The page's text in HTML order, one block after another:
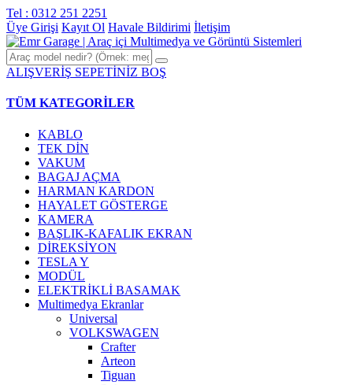
Tel : 0312 251 2251
Üye Girişi Kayıt Ol Havale Bildirimi İletişim
ALIŞVERİŞ SEPETİNİZ BOŞ
TÜM KATEGORİLER
KABLO
TEK DİN
VAKUM
BAGAJ AÇMA
HARMAN KARDON
HAYALET GÖSTERGE
KAMERA
BAŞLIK-KAFALIK EKRAN
DİREKSİYON
TESLA Y
MODÜL
ELEKTRİKLİ BASAMAK
Multimedya Ekranlar
Universal
VOLKSWAGEN
Crafter
Arteon
Tiguan